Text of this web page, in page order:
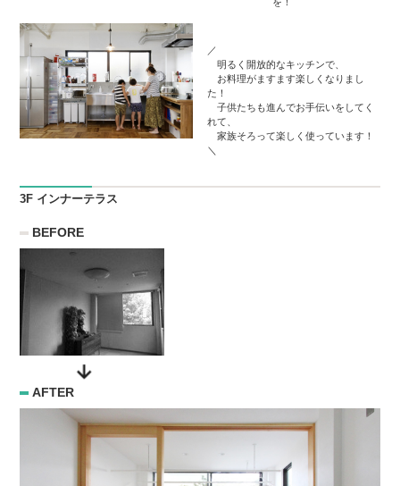
／
明るく開放的なキッチンで、
お料理がますます楽しくなりまし
た！
子供たちも進んでお手伝いをしてく
れて、
家族そろって楽しく使っています！
＼
3F インナーテラス
BEFORE
AFTER